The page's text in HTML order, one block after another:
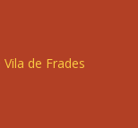
de Frades